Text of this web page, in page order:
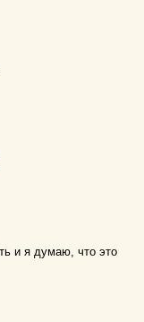
и я думаю, что это